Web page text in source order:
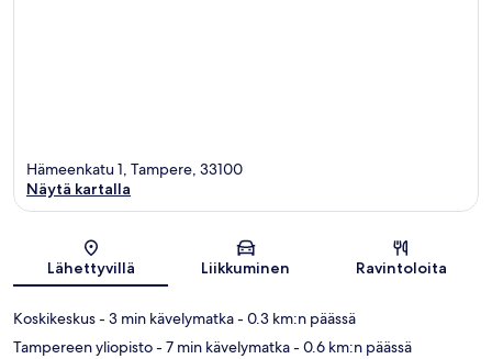
Kartta
Hämeenkatu 1, Tampere, 33100
Näytä kartalla
Lähettyvillä Liikkuminen Ravintoloita
Koskikeskus- 3 min kävelymatka- 0.3 km:n päässä
Tampereen yliopisto- 7 min kävelymatka- 0.6 km:n päässä